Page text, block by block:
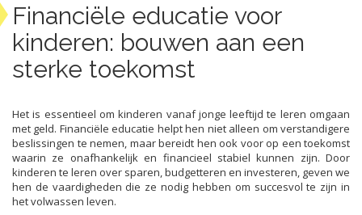
Financiële educatie voor
kinderen: bouwen aan een
sterke toekomst
Het is essentieel om kinderen vanaf jonge leeftijd te leren omgaan
met geld. Financiële educatie helpt hen niet alleen om verstandigere
beslissingen te nemen, maar bereidt hen ook voor op een toekomst
waarin ze onafhankelijk en financieel stabiel kunnen zijn. Door
kinderen te leren over sparen, budgetteren en investeren, geven we
hen de vaardigheden die ze nodig hebben om succesvol te zijn in
het volwassen leven.